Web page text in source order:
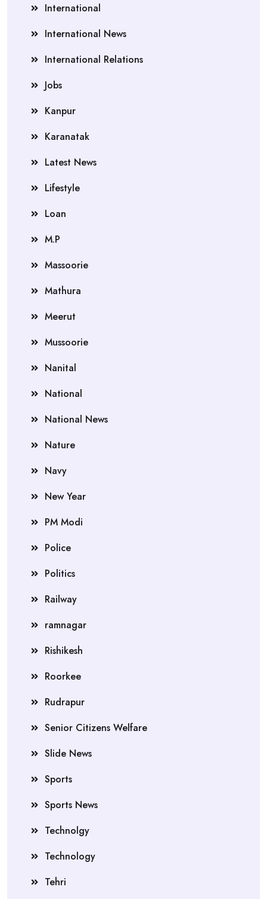
International
International News
International Relations
Jobs
Kanpur
Karanatak
Latest News
Lifestyle
Loan
M.P
Massoorie
Mathura
Meerut
Mussoorie
Nanital
National
National News
Nature
Navy
New Year
PM Modi
Police
Politics
Railway
ramnagar
Rishikesh
Roorkee
Rudrapur
Senior Citizens Welfare
Slide News
Sports
Sports News
Technolgy
Technology
Tehri